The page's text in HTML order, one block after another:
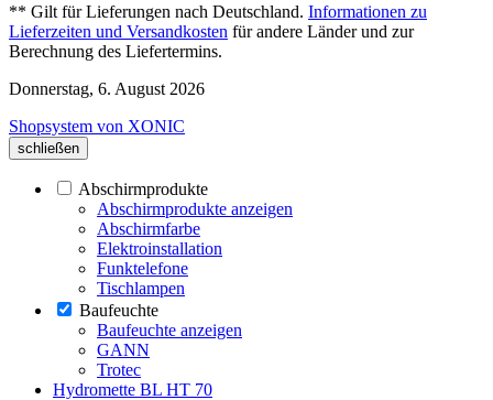
** Gilt für Lieferungen nach Deutschland. Informationen zu
Lieferzeiten und Versandkosten für andere Länder und zur
Berechnung des Liefertermins.
Donnerstag, 6. August 2026
Shopsystem von XONIC
schließen
Abschirmprodukte
Abschirmprodukte anzeigen
Abschirmfarbe
Elektroinstallation
Funktelefone
Tischlampen
Baufeuchte
Baufeuchte anzeigen
GANN
Trotec
Hydromette BL HT 70